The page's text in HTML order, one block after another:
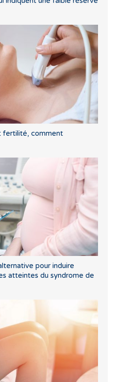
fertilité, comment
pour induire
atteintes du syndrome de